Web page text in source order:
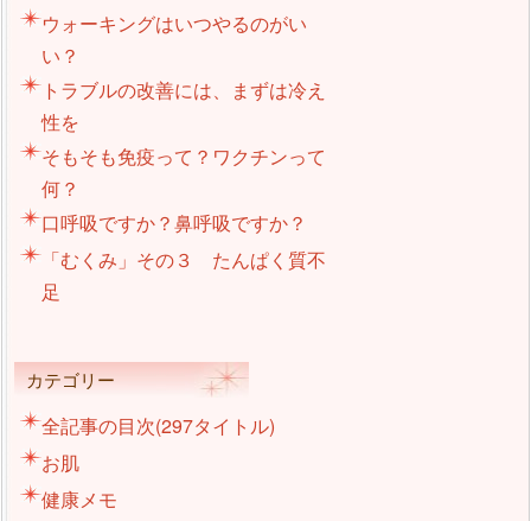
ウォーキングはいつやるのがい
い？
トラブルの改善には、まずは冷え
性を
そもそも免疫って？ワクチンって
何？
口呼吸ですか？鼻呼吸ですか？
「むくみ」その３ たんぱく質不
足
カテゴリー
全記事の目次(297タイトル)
お肌
健康メモ